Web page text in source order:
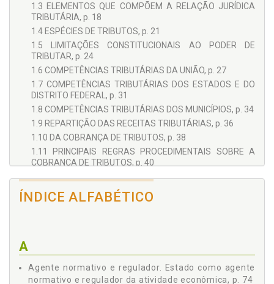
1.3 ELEMENTOS QUE COMPÕEM A RELAÇÃO JURÍDICA
TRIBUTÁRIA, p. 18
1.4 ESPÉCIES DE TRIBUTOS, p. 21
1.5 LIMITAÇÕES CONSTITUCIONAIS AO PODER DE
TRIBUTAR, p. 24
1.6 COMPETÊNCIAS TRIBUTÁRIAS DA UNIÃO, p. 27
1.7 COMPETÊNCIAS TRIBUTÁRIAS DOS ESTADOS E DO
DISTRITO FEDERAL, p. 31
1.8 COMPETÊNCIAS TRIBUTÁRIAS DOS MUNICÍPIOS, p. 34
1.9 REPARTIÇÃO DAS RECEITAS TRIBUTÁRIAS, p. 36
1.10 DA COBRANÇA DE TRIBUTOS, p. 38
1.11 PRINCIPAIS REGRAS PROCEDIMENTAIS SOBRE A
COBRANÇA DE TRIBUTOS, p. 40
2 - ORÇAMENTOS, p. 45
2.1 FINANÇAS PÚBLICAS E SUAS NORMAS GERAIS, p. 45
2.2 BANCO CENTRAL, p. 45
2.5 PAGAMENTOS DEVIDOS PELA FAZENDA PÚBLICA, p.
49
ÍNDICE ALFABÉTICO
A
Agente normativo e regulador. Estado como agente
normativo e regulador da atividade econômica, p. 74